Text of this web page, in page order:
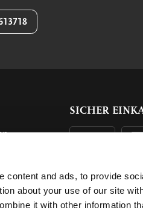
content and ads, to provide
about your use of our site
it with other information
SICHER